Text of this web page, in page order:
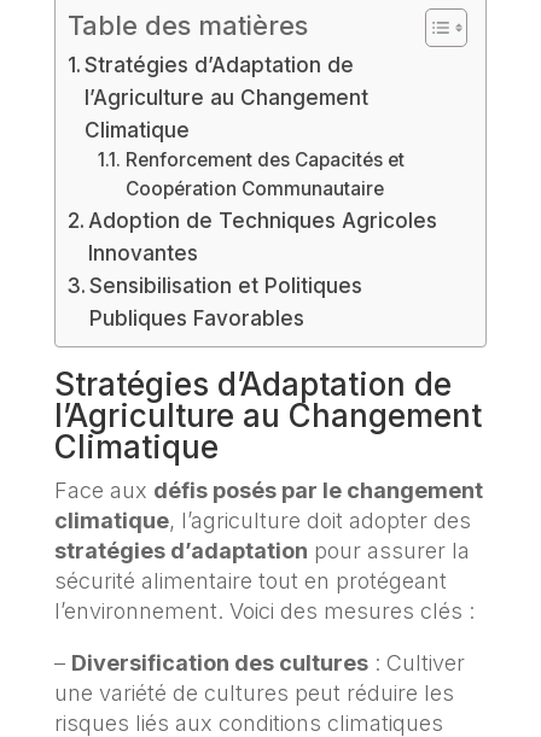
Table des matières
Stratégies d’Adaptation de
l’Agriculture au Changement
Climatique
Renforcement des Capacités et
Coopération Communautaire
Adoption de Techniques Agricoles
Innovantes
Sensibilisation et Politiques
Publiques Favorables
Stratégies d’Adaptation de
l’Agriculture au Changement
Climatique
Face aux défis posés par le changement
climatique, l’agriculture doit adopter des
stratégies d’adaptation pour assurer la
sécurité alimentaire tout en protégeant
l’environnement. Voici des mesures clés :
– Diversification des cultures: Cultiver
une variété de cultures peut réduire les
risques liés aux conditions climatiques